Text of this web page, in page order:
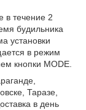
в течение 2
будильника
установки
в режим
кнопки MODE.
Таразе,
в день